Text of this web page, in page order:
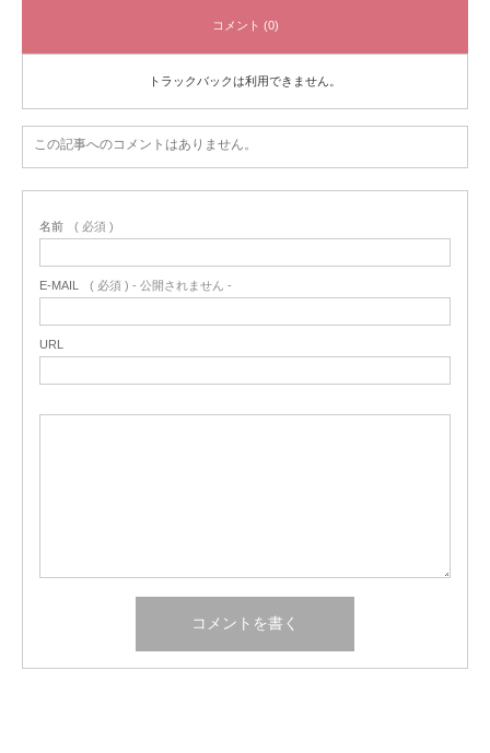
コメント (0)
トラックバックは利用できません。
この記事へのコメントはありません。
名前 ( 必須 )
E-MAIL ( 必須 ) - 公開されません -
URL